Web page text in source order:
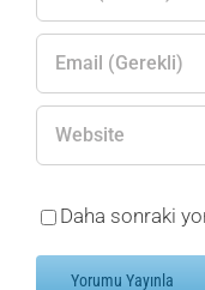
Daha sonraki